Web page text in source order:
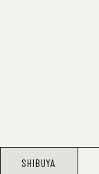
SHIBUYA